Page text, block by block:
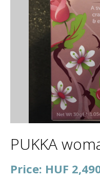
PUKKA
Price: HUF